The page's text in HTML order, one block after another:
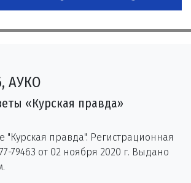
АУКО
«Курская правда»
"Курская правда". Регистрационная
79463 от 02 ноября 2020 г. Выдано